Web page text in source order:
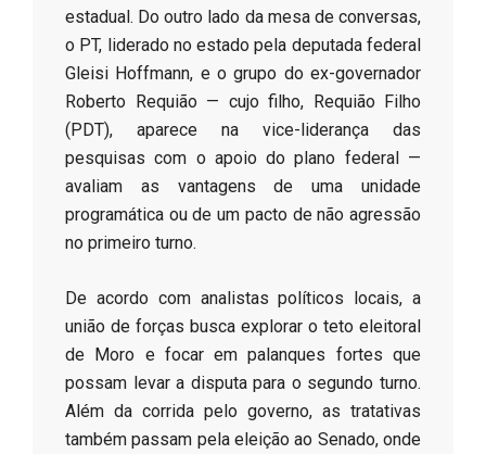
estadual. Do outro lado da mesa de conversas,
o PT, liderado no estado pela deputada federal
Gleisi Hoffmann, e o grupo do ex-governador
Roberto Requião — cujo filho, Requião Filho
(PDT), aparece na vice-liderança das
pesquisas com o apoio do plano federal —
avaliam as vantagens de uma unidade
programática ou de um pacto de não agressão
no primeiro turno.
​De acordo com analistas políticos locais, a
união de forças busca explorar o teto eleitoral
de Moro e focar em palanques fortes que
possam levar a disputa para o segundo turno.
Além da corrida pelo governo, as tratativas
também passam pela eleição ao Senado, onde